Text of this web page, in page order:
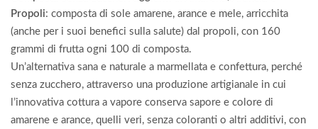
Propoli: composta di sole amarene, arance e mele, arricchita
(anche per i suoi benefici sulla salute) dal propoli, con 160
grammi di frutta ogni 100 di composta.
Un’alternativa sana e naturale a marmellata e confettura, perché
senza zucchero, attraverso una produzione artigianale in cui
l’innovativa cottura a vapore conserva sapore e colore di
amarene e arance, quelli veri, senza coloranti o altri additivi, con